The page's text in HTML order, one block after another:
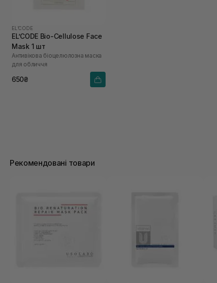
EL’CODE
EL’CODE Bio-Cellulose Face
Mask 1 шт
Антивікова біоцелюлозна маска
для обличчя
650₴
Рекомендовані товари